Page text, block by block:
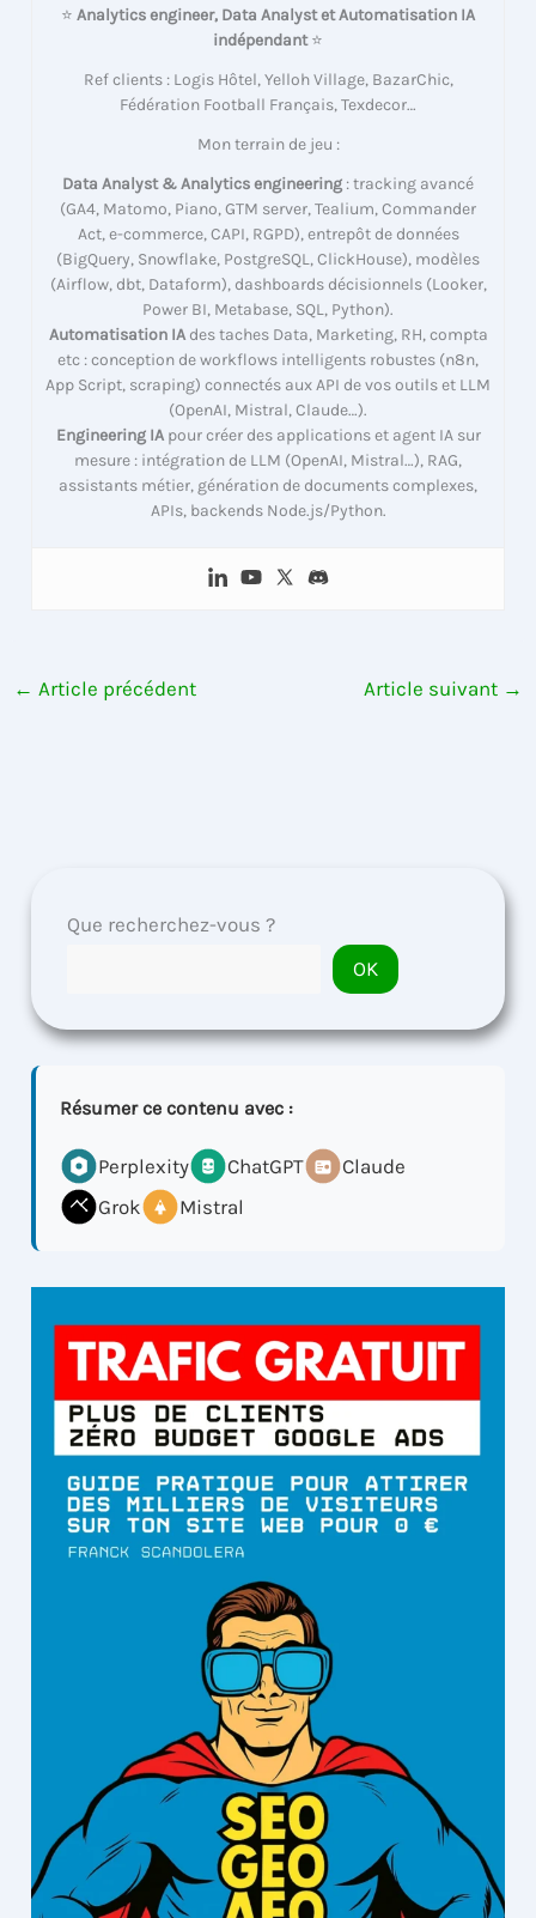
⭐ Analytics engineer, Data Analyst et Automatisation IA
indépendant⭐
Ref clients : Logis Hôtel, Yelloh Village, BazarChic,
Fédération Football Français, Texdecor…
Mon terrain de jeu :
Data Analyst & Analytics engineering : tracking avancé
(GA4, Matomo, Piano, GTM server, Tealium, Commander
Act, e-commerce, CAPI, RGPD), entrepôt de données
(BigQuery, Snowflake, PostgreSQL, ClickHouse), modèles
(Airflow, dbt, Dataform), dashboards décisionnels (Looker,
Power BI, Metabase, SQL, Python).
Automatisation IAdes taches Data, Marketing, RH, compta
etc : conception de workflows intelligents robustes (n8n,
App Script, scraping) connectés aux API de vos outils et LLM
(OpenAI, Mistral, Claude…).
Engineering IApour créer des applications et agent IA sur
mesure : intégration de LLM (OpenAI, Mistral…), RAG,
assistants métier, génération de documents complexes,
APIs, backends Node.js/Python.
← Article précédent Article suivant →
Que recherchez-vous ?
OK
Résumer ce contenu avec :
Perplexity ChatGPT
Claude
Grok
Mistral